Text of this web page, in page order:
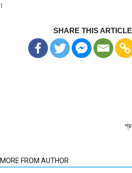
SHARE THIS ARTICLE
MORE FROM AUTHOR